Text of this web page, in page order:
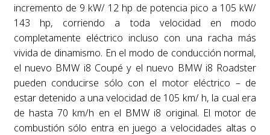
incremento de 9 kW/ 12 hp de potencia pico a 105 kW/
143 hp, corriendo a toda velocidad en modo
completamente eléctrico incluso con una racha más
vivida de dinamismo. En el modo de conducción normal,
el nuevo BMW i8 Coupé y el nuevo BMW i8 Roadster
pueden conducirse sólo con el motor eléctrico – de
estar detenido a una velocidad de 105 km/ h, la cual era
de hasta 70 km/h en el BMW i8 original. El motor de
combustión sólo entra en juego a velocidades altas o